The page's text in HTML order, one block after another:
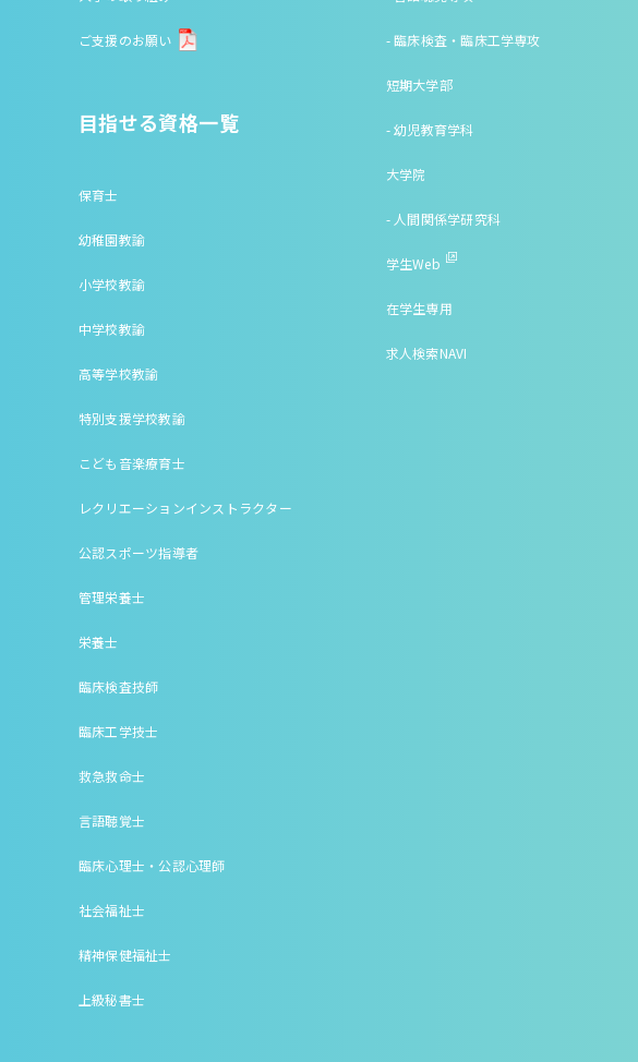
ご支援のお願い
目指せる資格一覧
保育士
幼稚園教諭
小学校教諭
中学校教諭
高等学校教諭
特別支援学校教諭
こども音楽療育士
レクリエーションインストラクター
公認スポーツ指導者
管理栄養士
栄養士
臨床検査技師
臨床工学技士
救急救命士
言語聴覚士
臨床心理士・公認心理師
社会福祉士
精神保健福祉士
上級秘書士
- 臨床検査・臨床工学専攻
短期大学部
- 幼児教育学科
大学院
- 人間関係学研究科
学生Web
在学生専用
求人検索NAVI